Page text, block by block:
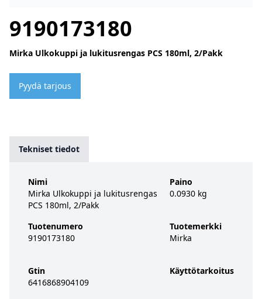
9190173180
Mirka Ulkokuppi ja lukitusrengas PCS 180ml, 2/Pakk
Pyydä tarjous
Tekniset tiedot
Nimi
Mirka Ulkokuppi ja lukitusrengas
PCS 180ml, 2/Pakk
Tuotenumero
9190173180
Gtin
6416868904109
Paino
0.0930 kg
Tuotemerkki
Mirka
Käyttötarkoitus